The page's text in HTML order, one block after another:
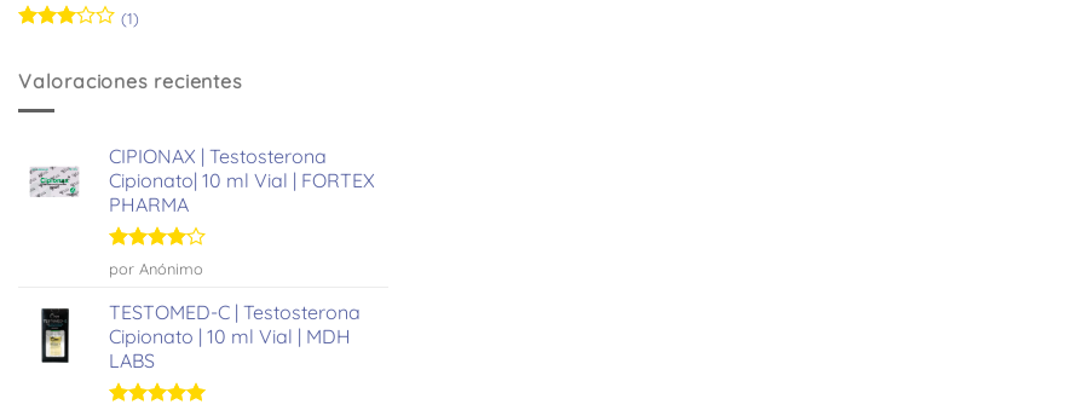
con4de
5
de 5
(1)
Valoraciones recientes
CIPIONAX | Testosterona
Cipionato| 10 ml Vial | FORTEX
PHARMA
Valorado
con
5
por Anónimo
TESTOMED-C | Testosterona
Cipionato | 10 ml Vial | MDH
LABS